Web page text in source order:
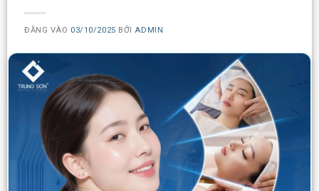
ĐĂNG VÀO 03/10/2025 BỞI ADMIN